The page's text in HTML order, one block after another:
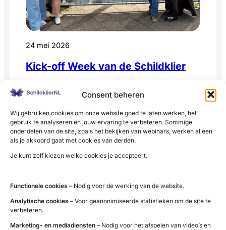
Consent beheren
Wij gebruiken cookies om onze website goed te laten werken, het
gebruik te analyseren en jouw ervaring te verbeteren. Sommige
onderdelen van de site, zoals het bekijken van webinars, werken alleen
als je akkoord gaat met cookies van derden.
Je kunt zelf kiezen welke cookies je accepteert.
Functionele cookies – Nodig voor de werking van de website.
Analytische cookies – Voor geanonimiseerde statistieken om de site te
verbeteren.
Marketing- en mediadiensten – Nodig voor het afspelen van video’s en
24 mei 2026
Kick-off Week van de Schildklier
Padeltoernooi van Rafaël van der Vaart plaats, een
middag (en avond) waarbij aandacht werd
gevraagd voor zeldzame aandoeningen. Ook
SchildklierNL was hierbij aanwezig. Tijdens het
toernooi kwamen sport, ontmoeting en
Schildklier, waarin we extra…
Lees meer:
Kick-
off
Schildklier